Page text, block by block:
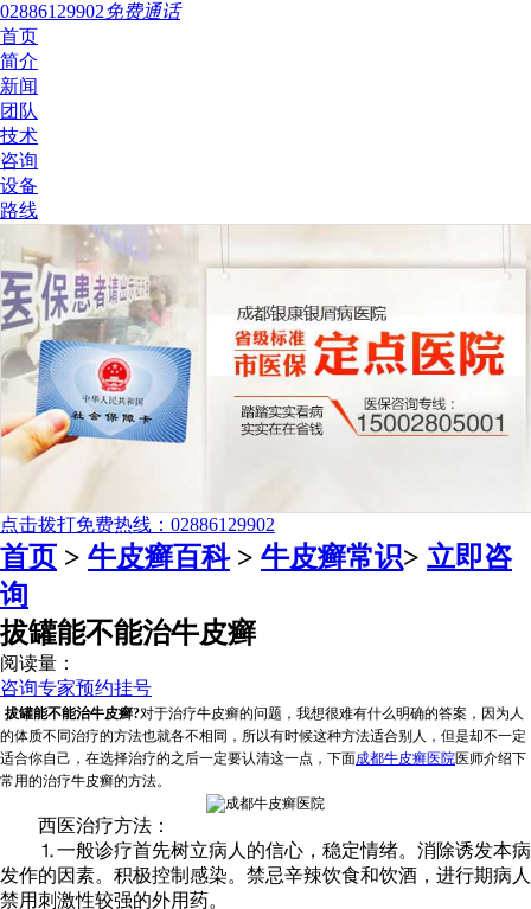
02886129902免费通话
首页
简介
新闻
团队
技术
咨询
设备
路线
点击拨打免费热线：02886129902
首页 > 牛皮癣百科> 牛皮癣常识> 立即咨
询
拔罐能不能治牛皮癣
阅读量：
咨询专家预约挂号
拔罐能不能治牛皮癣?对于治疗牛皮癣的问题，我想很难有什么明确的答案，因为人
的体质不同治疗的方法也就各不相同，所以有时候这种方法适合别人，但是却不一定
适合你自己，在选择治疗的之后一定要认清这一点，下面成都牛皮癣医院医师介绍下
常用的治疗牛皮癣的方法。
西医治疗方法：
⒈一般诊疗首先树立病人的信心，稳定情绪。消除诱发本病
发作的因素。积极控制感染。禁忌辛辣饮食和饮酒，进行期病人
禁用刺激性较强的外用药。